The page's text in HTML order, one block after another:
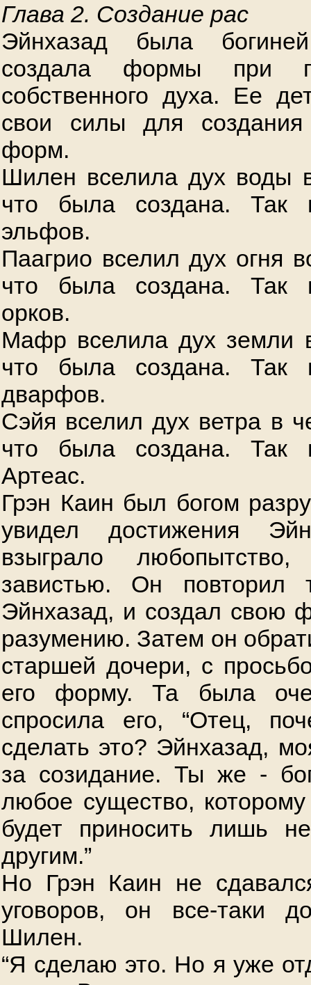
Глава 2. Создание рас
Эйнхазад была
создала формы при
собственного духа. Ее
свои силы для
форм.
Шилен вселила дух воды
что была создана. Так
эльфов.
Паагрио вселил дух огня
что была создана. Так
орков.
Мафр вселила дух земли
что была создана. Так
дварфов.
Сэйя вселил дух ветра в
что была создана. Так
Артеас.
Грэн Каин был богом
увидел достижения
взыграло
завистью. Он повторил
Эйнхазад, и создал свою
разумению. Затем он
старшей дочери, с
его форму. Та была
спросила его, “Отец,
сделать это? Эйнхазад,
за созидание. Ты же -
любое существо,
будет приносить лишь
другим.”
Но Грэн Каин не
уговоров, он все-таки
Шилен.
“Я сделаю это. Но я уже